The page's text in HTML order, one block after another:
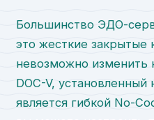
Большинство ЭДО-
это жесткие закрытые
невозможно изменить
DOC-V,
является гибкой No-